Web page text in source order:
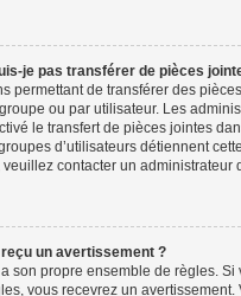
je pas transférer de pièces
permettant de transférer des
ou par utilisateur. Les
le transfert de pièces jointes
d’utilisateurs détiennent
veuillez contacter un administrateur
reçu un avertissement ?
son propre ensemble de règles. Si
vous recevrez un avertissement.